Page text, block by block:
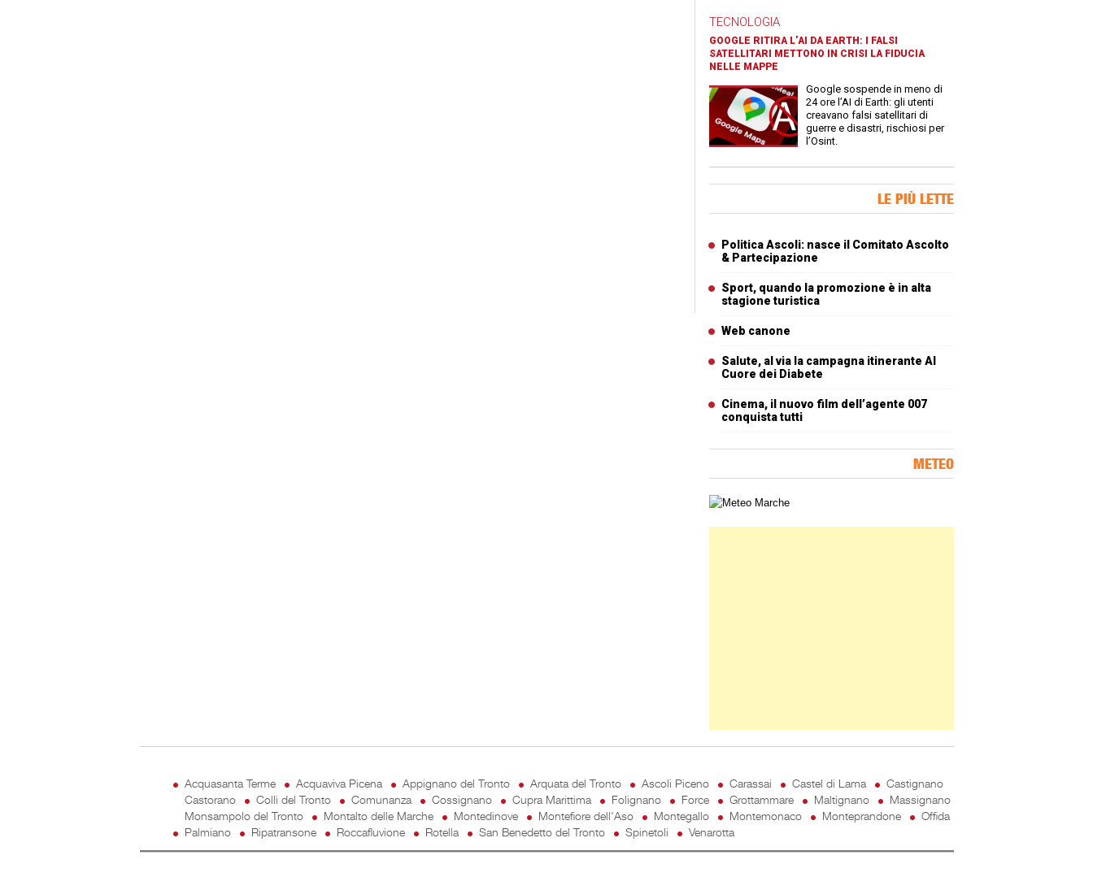
TECNOLOGIA
GOOGLE RITIRA L’AI DA EARTH: I FALSI
SATELLITARI METTONO IN CRISI LA FIDUCIA
NELLE MAPPE
Google sospende in meno di
24 ore l’AI di Earth: gli utenti
creavano falsi satellitari di
guerre e disastri, rischiosi per
l’Osint.
LE PIÙ LETTE
Politica Ascoli: nasce il Comitato Ascolto
& Partecipazione
Sport, quando la promozione è in alta
stagione turistica
Web canone
Salute, al via la campagna itinerante Al
Cuore dei Diabete
Cinema, il nuovo film dell’agente 007
conquista tutti
METEO
Carta meteorologica delle Marche
Acquasanta Terme Acquaviva Picena Appignano del Tronto Arquata del Tronto Ascoli Piceno Carassai Castel di Lama
Castignano
Castorano
Colli del Tronto Comunanza Cossignano Cupra Marittima Folignano Force Grottammare Maltignano
Massignano
Monsampolo del Tronto
Montalto delle Marche Montedinove Montefiore dell'Aso Montegallo Montemonaco Monteprandone
Offida
Palmiano
Ripatransone Roccafluvione Rotella San Benedetto del Tronto Spinetoli Venarotta